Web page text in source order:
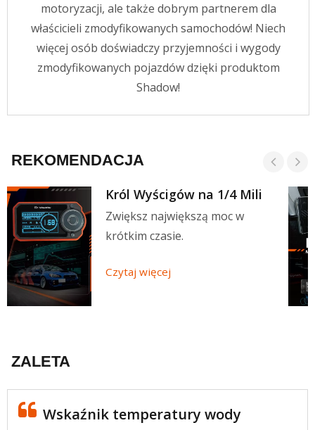
motoryzacji, ale także dobrym partnerem dla
właścicieli zmodyfikowanych samochodów! Niech
więcej osób doświadczy przyjemności i wygody
zmodyfikowanych pojazdów dzięki produktom
Shadow!
REKOMENDACJA
Król Wyścigów na 1/4 Mili
Zwiększ największą moc w
krótkim czasie.
Czytaj więcej
ZALETA
Wskaźnik temperatury wody